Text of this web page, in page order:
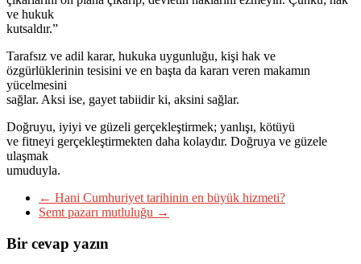
ve hukuk
kutsaldır.”
Tarafsız ve adil karar, hukuka uygunluğu, kişi hak ve
özgürlüklerinin tesisini ve en başta da kararı veren makamın
yücelmesini
sağlar. Aksi ise, gayet tabiidir ki, aksini sağlar.
Doğruyu, iyiyi ve güzeli gerçekleştirmek; yanlışı, kötüyü
ve fitneyi gerçekleştirmekten daha kolaydır. Doğruya ve güzele
ulaşmak
umuduyla.
← Hani Cumhuriyet tarihinin en büyük hizmeti?
Semt pazarı mutluluğu →
Bir cevap yazın